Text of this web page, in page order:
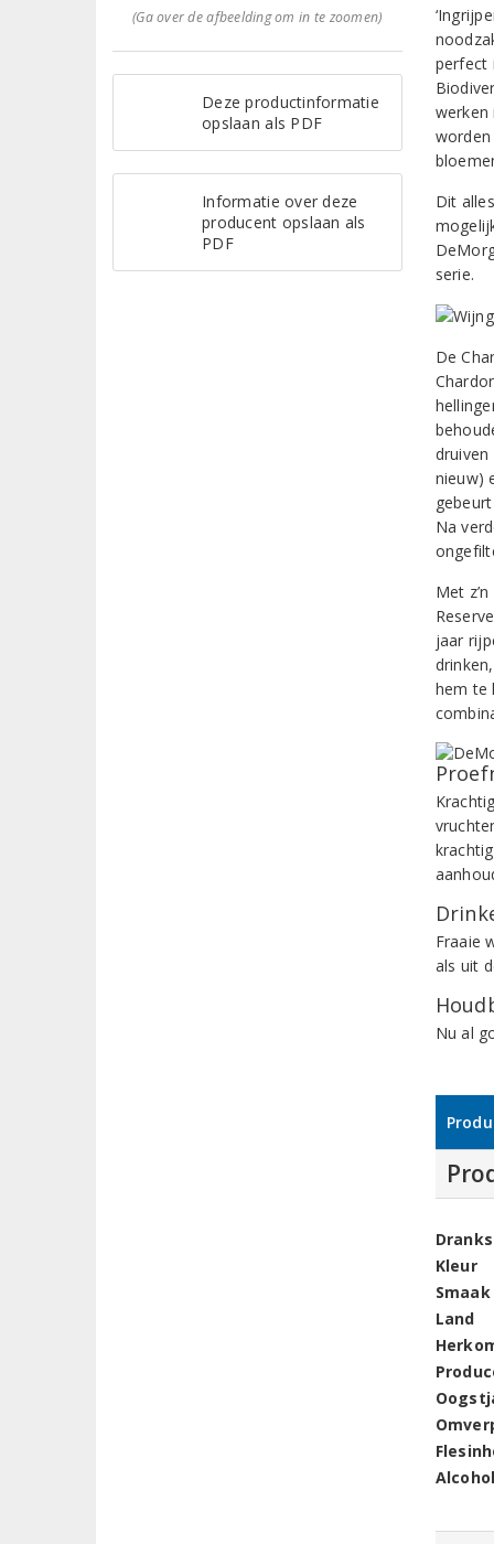
(Ga over de afbeelding om in te zoomen)
Deze productinformatie
opslaan als PDF
Informatie over deze
producent opslaan als
PDF
perfect
werken
worden
Dit
serie.
De
nieuw)
Na
Met
jaar
hem te
Fraaie
als uit
Nu al
Kleur
Smaak
Land